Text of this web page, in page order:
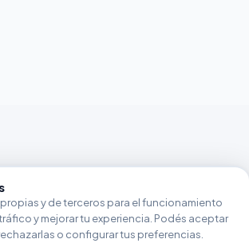
y de terceros para el funcionamiento
y mejorar tu experiencia. Podés aceptar
o configurar tus preferencias.